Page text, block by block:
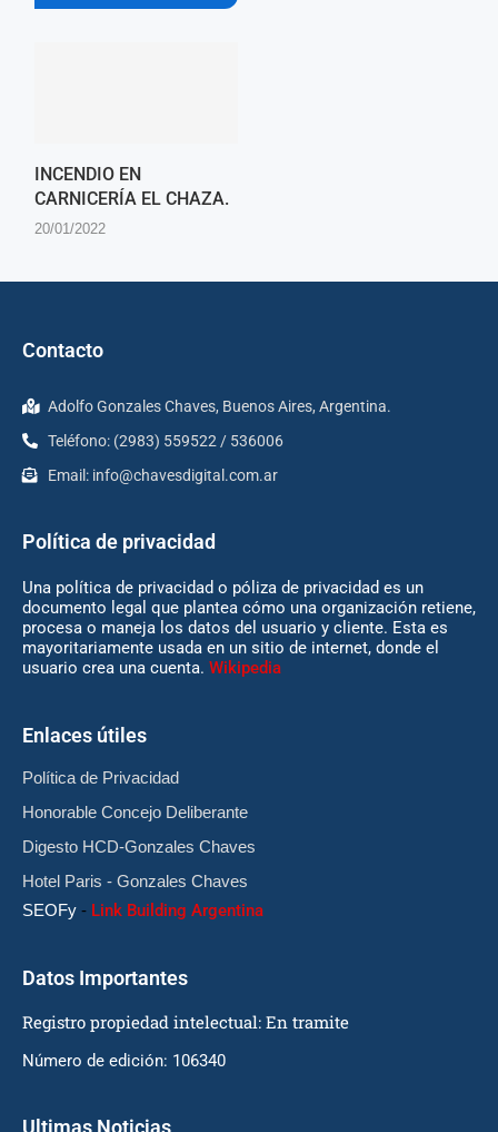
INCENDIO EN
CARNICERÍA EL CHAZA.
20/01/2022
Contacto
Adolfo Gonzales Chaves, Buenos Aires, Argentina.
Teléfono: (2983) 559522 / 536006
Email: info@chavesdigital.com.ar
Política de privacidad
Una política de privacidad o póliza de privacidad es un
documento legal que plantea cómo una organización retiene,
procesa o maneja los datos del usuario y cliente. Esta es
mayoritariamente usada en un sitio de internet, donde el
usuario crea una cuenta. Wikipedia
Enlaces útiles
Política de Privacidad
Honorable Concejo Deliberante
Digesto HCD-Gonzales Chaves
Hotel Paris - Gonzales Chaves
SEOFy - Link Building Argentina
Datos Importantes
Registro propiedad intelectual: En tramite
Número de edición: 106340
Ultimas Noticias